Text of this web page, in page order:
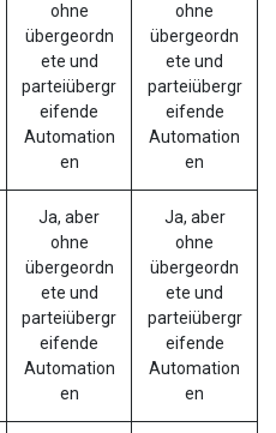
ohne
übergeordn
ete und
parteiübergr
eifende
Automation
en
ohne
übergeordn
ete und
parteiübergr
eifende
Automation
en
Ja, aber
ohne
übergeordn
ete und
parteiübergr
eifende
Automation
en
Ja, aber
ohne
übergeordn
ete und
parteiübergr
eifende
Automation
en